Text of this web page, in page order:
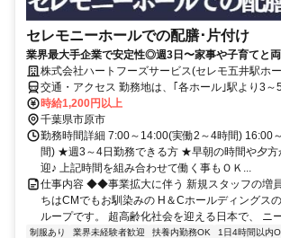
セレモニーホールでの配膳･片付け
業界最大手企業で安定性◎週3日〜家事や子育てと
株式会社ハートフーズサービス(セレモ五井駅ホ
交通・アクセス 勤務地は、｢各ホール｣駅より3～
駅近現場多数
時給1,200円以上
千葉県市原市
勤務時間詳細 7:00～14:00(実働2～4時間) 16:00
間) ★週3～4日勤務できる方 ★早朝の時間や夕方
迎♪ 上記時間を組み合わせて働く事もＯＫ...
仕事内容 ◆◆事業拡大に伴う 新規スタッフの増
ちはCMでもお馴染みの H＆Cホールディングス
ループです。 超高齢化社会を迎える日本で、 ニ
制服あり 業界未経験者歓迎 扶養内勤務OK 1日4時間以内